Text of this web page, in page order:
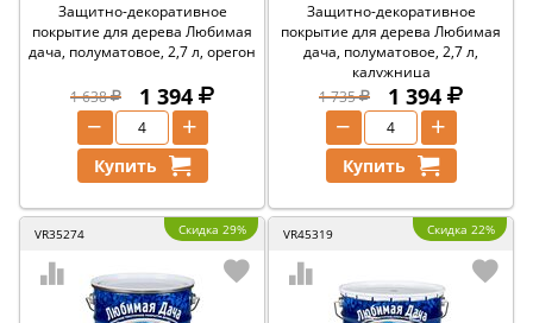
Защитно-декоративное
покрытие для дерева Любимая
дача, полуматовое, 2,7 л, орегон
1 638 1 394
+
−
Купить
Защитно-декоративное
покрытие для дерева Любимая
дача, полуматовое, 2,7 л,
калужница
1 735
1 394
+
−
Купить
VR35274 Скидка 29% VR45319 Скидка 22%